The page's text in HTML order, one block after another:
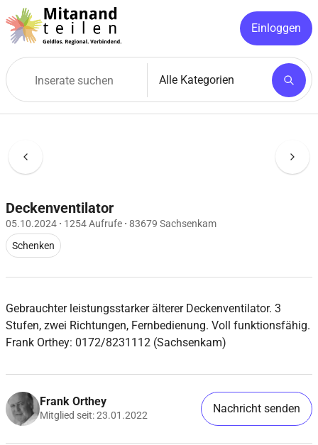
Einloggen
Deckenventilator
05.10.2024 · 1254 Aufrufe · 83679 Sachsenkam
Schenken
Gebrauchter leistungsstarker älterer Deckenventilator. 3
Stufen, zwei Richtungen, Fernbedienung. Voll funktionsfähig.
Frank Orthey: 0172/8231112 (Sachsenkam)
Frank Orthey
Mitglied seit: 23.01.2022 Nachricht senden